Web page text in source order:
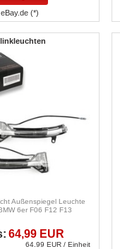
eBay.de (*)
Außenspiegel Leuchte
6er F06 F12 F13
64,99 EUR
64.99 EUR / Einheit